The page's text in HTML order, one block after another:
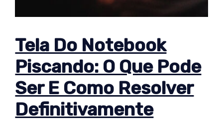
Tela Do Notebook
Piscando: O Que Pode
Ser E Como Resolver
Definitivamente